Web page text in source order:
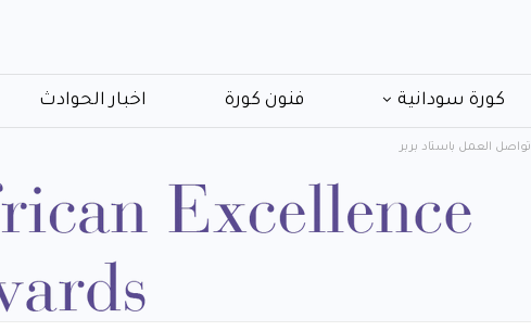
كورة سودانية فنون كورة اخبار الحوادث
تواصل العمل باستاد بربر